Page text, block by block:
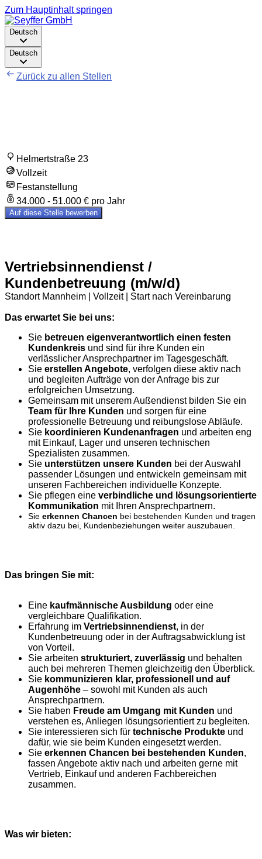
Zum Hauptinhalt springen
Deutsch
Deutsch
Zurück zu allen Stellen
Helmertstraße 23
Vollzeit
Festanstellung
34.000 - 51.000 € pro Jahr
Auf diese Stelle bewerben
Vertriebsinnendienst /
Kundenbetreuung (m/w/d)
​Standort Mannheim | Vollzeit | Start nach Vereinbarung
Das erwartet Sie bei uns:
Sie betreuen eigenverantwortlich einen festen
Kundenkreis und sind für ihre Kunden ein
verlässlicher Ansprechpartner im Tagesgeschäft.
Sie erstellen Angebote, verfolgen diese aktiv nach
und begleiten Aufträge von der Anfrage bis zur
erfolgreichen Umsetzung.
Gemeinsam mit unserem Außendienst bilden Sie ein
Team für Ihre Kunden und sorgen für eine
professionelle Betreuung und reibungslose Abläufe.
Sie koordinieren Kundenanfragen und arbeiten eng
mit Einkauf, Lager und unseren technischen
Spezialisten zusammen.
Sie unterstützen unsere Kunden bei der Auswahl
passender Lösungen und entwickeln gemeinsam mit
unseren Fachbereichen individuelle Konzepte.
Sie pflegen eine verbindliche und lösungsorientierte
Kommunikation mit Ihren Ansprechpartnern.
Sie erkennen Chancen bei bestehenden Kunden und tragen
aktiv dazu bei, Kundenbeziehungen weiter auszubauen.
Das bringen Sie mit:
Eine kaufmännische Ausbildung oder eine
vergleichbare Qualifikation.
Erfahrung im Vertriebsinnendienst, in der
Kundenbetreuung oder in der Auftragsabwicklung ist
von Vorteil.
Sie arbeiten strukturiert, zuverlässig und behalten
auch bei mehreren Themen gleichzeitig den Überblick.
Sie kommunizieren klar, professionell und auf
Augenhöhe – sowohl mit Kunden als auch
Ansprechpartnern.
Sie haben Freude am Umgang mit Kunden und
verstehen es, Anliegen lösungsorientiert zu begleiten.
Sie interessieren sich für technische Produkte und
dafür, wie sie beim Kunden eingesetzt werden.
Sie erkennen Chancen bei bestehenden Kunden,
fassen Angebote aktiv nach und arbeiten gerne mit
Vertrieb, Einkauf und anderen Fachbereichen
zusammen.
Was wir bieten: